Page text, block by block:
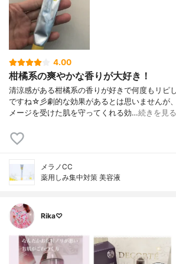
4.00
柑橘系の爽やかな香りが大好き！
清涼感がある柑橘系の香りが好きで何度もリピ
ですね☆彡劇的な効果があるとは思いませんが
メージを受けた肌を守ってくれる効…続きを見る
メラノCC
薬用しみ集中対策 美容液
Rika♡